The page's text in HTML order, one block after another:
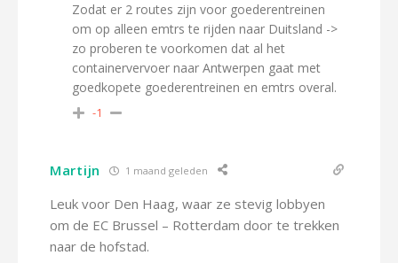
Zodat er 2 routes zijn voor goederentreinen
om op alleen emtrs te rijden naar Duitsland ->
zo proberen te voorkomen dat al het
containervervoer naar Antwerpen gaat met
goedkopete goederentreinen en emtrs overal.
-1
Martijn 1 maand geleden
Leuk voor Den Haag, waar ze stevig lobbyen
om de EC Brussel – Rotterdam door te trekken
naar de hofstad.